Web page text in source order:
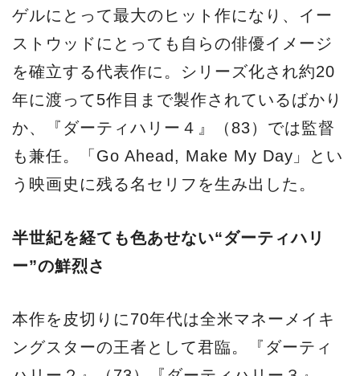
ゲルにとって最大のヒット作になり、イー
ストウッドにとっても自らの俳優イメージ
を確立する代表作に。シリーズ化され約20
年に渡って5作目まで製作されているばかり
か、『ダーティハリー４』（83）では監督
も兼任。「Go Ahead, Make My Day」とい
う映画史に残る名セリフを生み出した。
半世紀を経ても色あせない“ダーティハリ
ー”の鮮烈さ
本作を皮切りに70年代は全米マネーメイキ
ングスターの王者として君臨。『ダーティ